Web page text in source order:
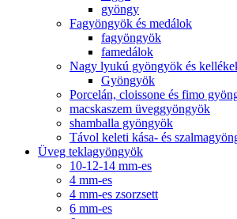
gyöngy
Fagyöngyök és medálok
fagyöngyök
famedálok
Nagy lyukú gyöngyök és
Gyöngyök
Porcelán, cloissone és fimo
macskaszem üveggyöngyök
shamballa gyöngyök
Távol keleti kása- és
Üveg teklagyöngyök
10-12-14 mm-es
4 mm-es
4 mm-es zsorzsett
6 mm-es